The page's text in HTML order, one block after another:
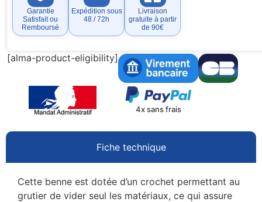
Garantie
Satisfait ou
Remboursé
Expédition sous
48 / 72h
Livraison
gratuite à partir
de 90€
[alma-product-eligibility]
4x sans frais
Fiche technique
Cette benne est dotée d’un crochet permettant au
grutier de vider seul les matériaux, ce qui assure